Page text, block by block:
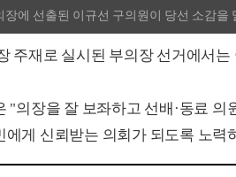
장에 선출된 이규선 구의원이 당선 소감을
주재로 실시된 부의장 선거에서
"의장을 잘 보좌하고 선배·동료
에게 신뢰받는 의회가 되도록 노력